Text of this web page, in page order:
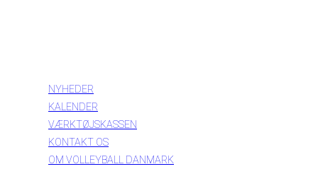
NYHEDER
KALENDER
VÆRKTØJSKASSEN
KONTAKT OS
OM VOLLEYBALL DANMARK